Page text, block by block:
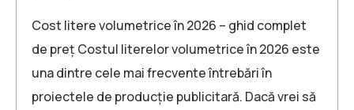
Cost litere volumetrice în 2026 – ghid complet
de preț Costul literelor volumetrice în 2026 este
una dintre cele mai frecvente întrebări în
proiectele de producție publicitară. Dacă vrei să